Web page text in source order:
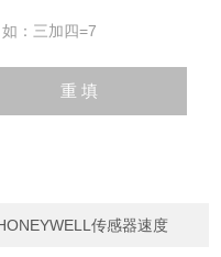
：三加四=7
传感器速度